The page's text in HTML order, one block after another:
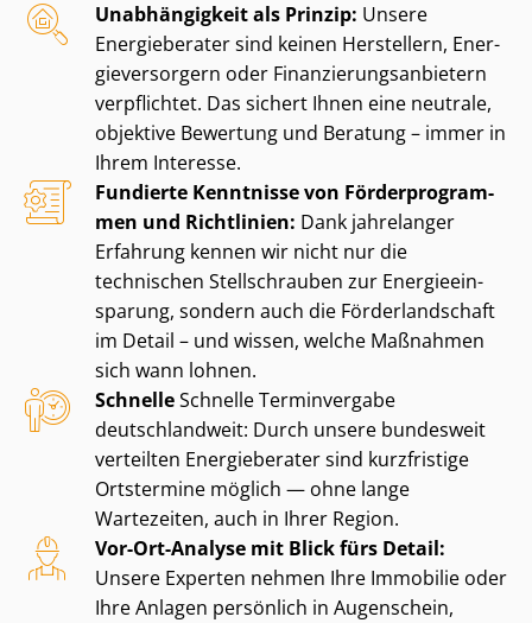
Unabhängigkeit als Prinzip: Unsere
Energieberater sind keinen Herstellern, En­er­
gie­ver­sor­gern oder Fi­nan­zie­rungs­an­bie­tern
verpflichtet. Das sichert Ihnen eine neutrale,
objektive Bewertung und Beratung – immer in
Ihrem Interesse.
Fundierte Kenntnisse von För­der­pro­gram­
men und Richtlinien: Dank jahrelanger
Erfahrung kennen wir nicht nur die
technischen Stellschrauben zur En­er­gie­ein­
spa­rung, sondern auch die För­der­land­schaft
im Detail – und wissen, welche Maßnahmen
sich wann lohnen.
SchnelleSchnelle Terminvergabe
deutschlandweit: Durch unsere bundesweit
verteilten Energieberater sind kurzfristige
Ortstermine möglich — ohne lange
Wartezeiten, auch in Ihrer Region.
Vor-Ort-Analyse mit Blick fürs Detail:
Unsere Experten nehmen Ihre Immobilie oder
Ihre Anlagen persönlich in Augenschein,